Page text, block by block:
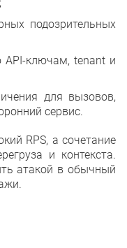
подозрительных
API-ключам, tenant и
для вызовов,
сервис.
RPS, а сочетание
и контекста.
атакой в обычный